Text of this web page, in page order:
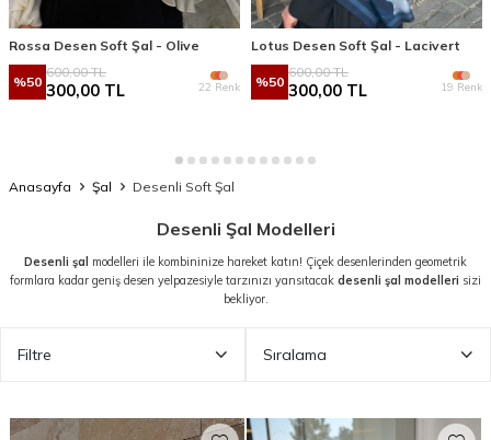
Rossa Desen Soft Şal - Olive
%50
600,00TL
300,00 TL 22 Renk
Lotus Desen Soft Şal - Lacivert
%50
600,00TL
300,00 TL 19 Renk
Anasayfa Şal Desenli Soft Şal
Desenli Şal Modelleri
Desenli şal modelleri ile kombininize hareket katın! Çiçek desenlerinden geometrik
formlara kadar geniş desen yelpazesiyle tarzınızı yansıtacak desenli şal modelleri sizi
bekliyor.
Filtre Sıralama